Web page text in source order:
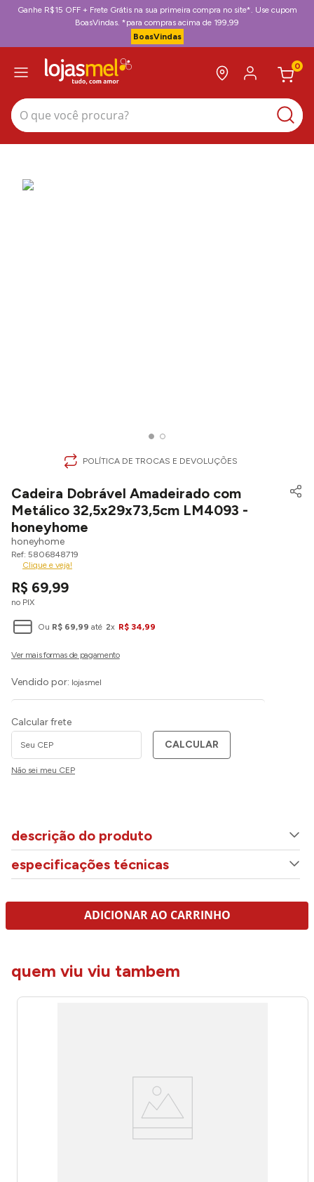
Ganhe R$15 OFF + Frete Grátis na sua primeira compra no site*. Use cupom
BoasVindas. *para compras acima de 199,99
BoasVindas
0
O que você procura?
POLÍTICA DE TROCAS E DEVOLUÇÕES
Cadeira Dobrável Amadeirado com
Metálico 32,5x29x73,5cm LM4093 -
honeyhome
honeyhome
5806848719
Clique e veja!
R$ 69,99
no PIX
Ou R$ 69,99 até 2x R$ 34,99
Vendido por: lojasmel
Calcular frete
CALCULAR
Não sei meu CEP
descrição do produto
especificações técnicas
ADICIONAR AO CARRINHO
quem viu viu tambem